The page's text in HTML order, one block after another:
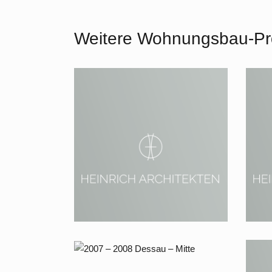
Weitere Wohnungsbau-
2013 – 2014 Berlin, Luzerner
2007 – 2008 Dessau – Mitte